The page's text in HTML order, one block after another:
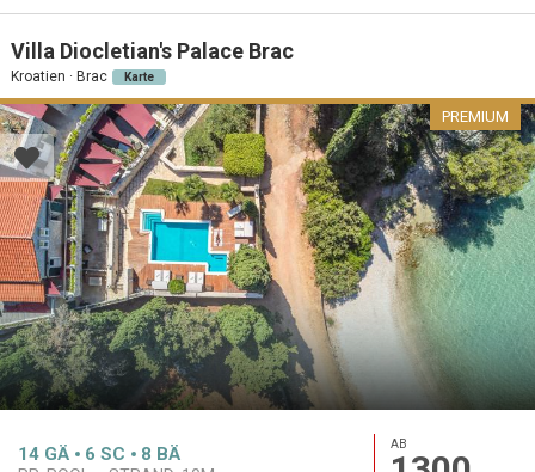
Villa Diocletian's Palace Brac
Kroatien · Brac Karte
PREMIUM
14 GÄ 6 SC 8 BÄ AB